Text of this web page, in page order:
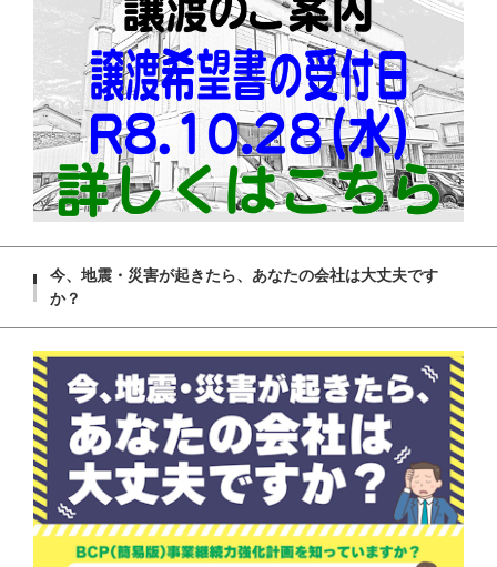
今、地震・災害が起きたら、あなたの会社は大丈夫です
か？